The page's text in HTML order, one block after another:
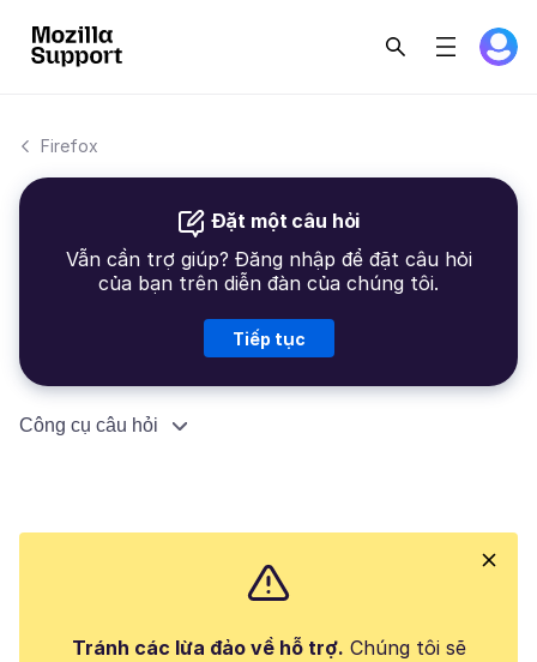
Firefox
Đặt một câu hỏi
Vẫn cần trợ giúp? Đăng nhập để đặt câu hỏi
của bạn trên diễn đàn của chúng tôi.
Tiếp tục
Công cụ câu hỏi
Tránh các lừa đảo về hỗ trợ. Chúng tôi sẽ